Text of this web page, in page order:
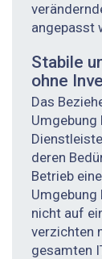
angepasst
Stabile
ohne
Das
Umgebung
deren
Betrieb
Umgebung
nicht auf
verzichten
gesamten